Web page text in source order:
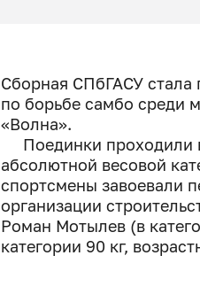
Сборная СПбГАСУ стала
по борьбе самбо среди
«Волна».
Поединки проходили
абсолютной весовой
спортсмены завоевали
организации
Роман Мотылев (в
категории 90 кг,